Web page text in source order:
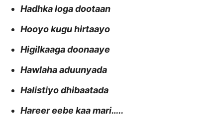
Hadhka loga dootaan
Hooyo kugu hirtaayo
Higilkaaga doonaaye
Hawlaha aduunyada
Halistiyo dhibaatada
Hareer eebe kaa mari…..